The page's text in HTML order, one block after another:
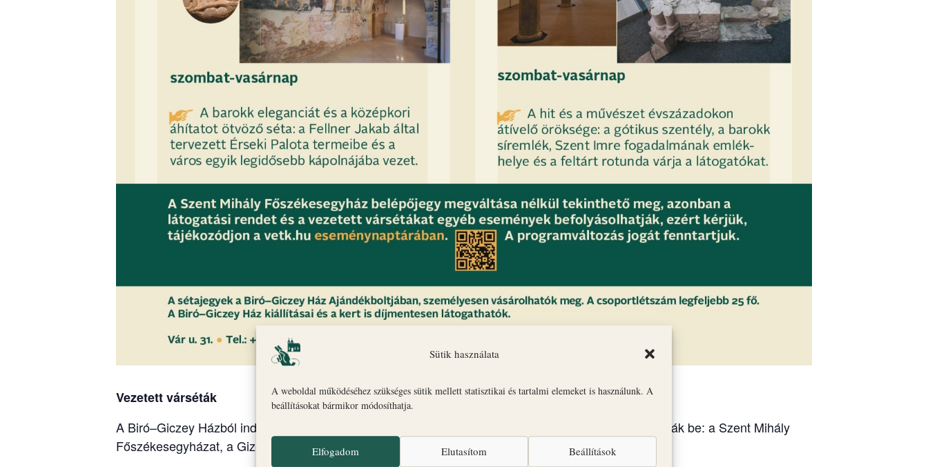
Sütik használata
A weboldal működéséhez szükséges sütik mellett statisztikai és tartalmi elemeket is használunk. A
beállításokat bármikor módosíthatja.
Elfogadom Elutasítom Beállítások
Vezetett várséták
A Biró–Giczey Házból induló vezetett várséták a veszprémi Várnegyed legfontosabb látnivalóit mutatják be: a Szent Mihály
Főszékesegyházat, a Gizella Kápolnát, a Szent György Kápolnát és az Érseki Palotát.